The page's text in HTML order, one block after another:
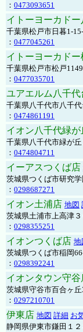
： 0473093651
イトーヨーカドー
千葉県松戸市日暮1-
： 0477045261
イトーヨーカドー
千葉県松戸市松戸
： 0477035701
ユアエルム八千代
千葉県八千代市八千
： 0474861191
イオン八千代緑が
千葉県八千代市緑が
： 0474804711
イーアスつくば店
茨城県つくば市研究学
： 0298687271
イオン土浦店 地図
茨城県土浦市上高津
： 0298355251
イオンつくば店 地
茨城県つくば市稲岡
： 0298392241
イオンタウン守谷
茨城県守谷市百合ヶ
： 0297210701
伊東店 地図 詳細 お
静岡県伊東市鎌田１２